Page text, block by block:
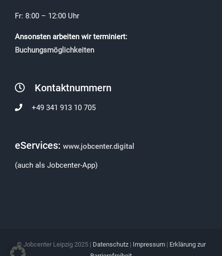
Fr: 8:00 – 12:00 Uhr
Ansonsten arbeiten wir terminiert:
Buchungsmöglichkeiten
Kontaktnummern
+49 341 913 10 705
eServices: www.jobcenter.digital
(auch als Jobcenter-App)
© Jobcenter Leipzig 2025 | Datenschutz| Impressum| Erklärung zur